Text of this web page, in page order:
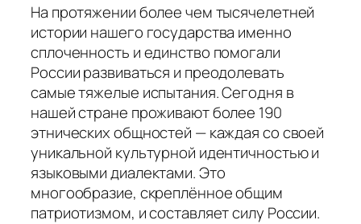
На протяжении более чем тысячелетней
истории нашего государства именно
сплоченность и единство помогали
России развиваться и преодолевать
самые тяжелые испытания. Сегодня в
нашей стране проживают более 190
этнических общностей — каждая со своей
уникальной культурной идентичностью и
языковыми диалектами. Это
многообразие, скреплённое общим
патриотизмом, и составляет силу России.